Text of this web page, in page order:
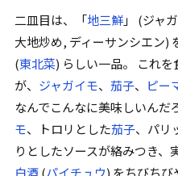
二皿目は、 「地三鮮」
(ジャ
大地炒め, ディーサンシエン)
(東北菜) らしい一品。 これ
が、 ジャガイモ、 茄子、 ピー
なんでこんなに美味しいんだ
モ、トロリとした茄子、パリ
りとしたソースが絡みつき、
白酒(パイチュウ) をちびち